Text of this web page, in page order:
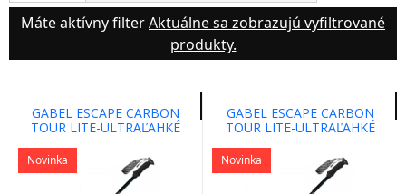
Máte aktívny filterAktuálne sa zobrazujú vyfiltrované
produkty.
GABEL ESCAPE CARBON
TOUR LITE-ULTRAĽAHKÉ
SKIALPINIZMUS
Novinka
GABEL ESCAPE CARBON
TOUR LITE-ULTRAĽAHKÉ
SKIALPINIZMUS DÁMSKA
VERZIA
Novinka